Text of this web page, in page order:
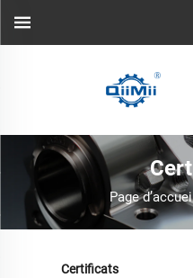
Page
Certificats